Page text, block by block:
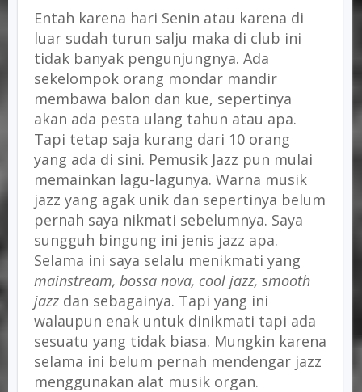
Entah karena hari Senin atau karena di
luar sudah turun salju maka di club ini
tidak banyak pengunjungnya. Ada
sekelompok orang mondar mandir
membawa balon dan kue, sepertinya
akan ada pesta ulang tahun atau apa.
Tapi tetap saja kurang dari 10 orang
yang ada di sini. Pemusik Jazz pun mulai
memainkan lagu-lagunya. Warna musik
jazz yang agak unik dan sepertinya belum
pernah saya nikmati sebelumnya. Saya
sungguh bingung ini jenis jazz apa.
Selama ini saya selalu menikmati yang
mainstream, bossa nova, cool jazz, smooth
jazz dan sebagainya. Tapi yang ini
walaupun enak untuk dinikmati tapi ada
sesuatu yang tidak biasa. Mungkin karena
selama ini belum pernah mendengar jazz
menggunakan alat musik organ.